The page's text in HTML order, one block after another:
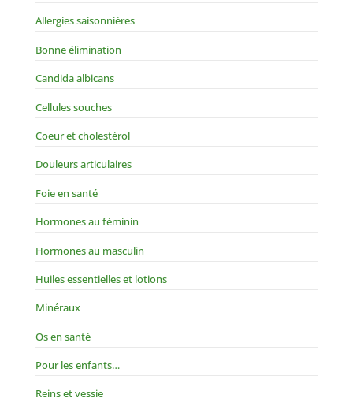
Allergies saisonnières
Bonne élimination
Candida albicans
Cellules souches
Coeur et cholestérol
Douleurs articulaires
Foie en santé
Hormones au féminin
Hormones au masculin
Huiles essentielles et lotions
Minéraux
Os en santé
Pour les enfants…
Reins et vessie